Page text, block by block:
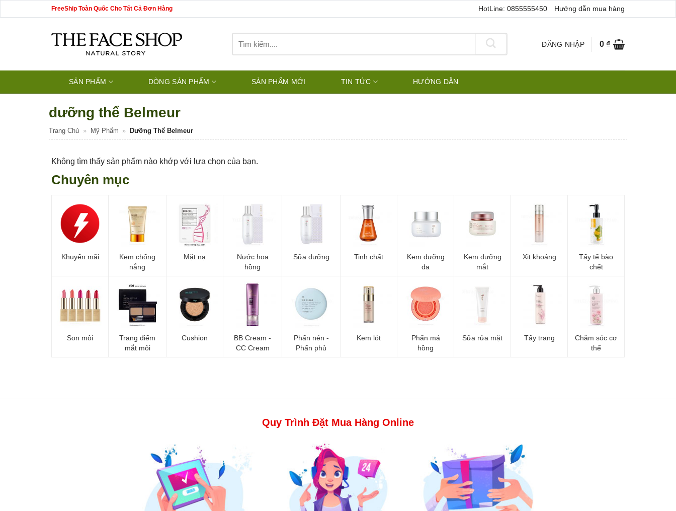
qua
FreeShip Toàn Quốc Cho Tất Cả Đơn Hàng HotLine: 0855555450 Hướng dẫn mua hàng
kiếm:
ĐĂNG NHẬP 0 ₫
SẢN PHẨM DÒNG SẢN PHẨM SẢN PHẨM MỚI TIN TỨC HƯỚNG DẪN
dưỡng thể Belmeur
Trang Chủ » Mỹ Phẩm » Dưỡng Thể Belmeur
Không tìm thấy sản phẩm nào khớp với lựa chọn của bạn.
Chuyên mục
Khuyến mãi
Kem chống
nắng
Mặt nạ
Nước hoa
hồng
Sữa dưỡng Tinh chất
Kem dưỡng
da
Kem dưỡng
mắt
Xịt khoáng
Tẩy tế bào
chết
Son môi
Trang điểm
mắt môi
Cushion
BB Cream -
CC Cream
Phấn nén -
Phấn phủ
Kem lót
Phấn má
hồng
Sữa rửa mặt Tẩy trang
Chăm sóc cơ
thể
Quy Trình Đặt Mua Hàng Online